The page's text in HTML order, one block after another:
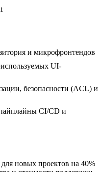
и микрофронтендов
UI-
безопасности (ACL) и
CI/CD и
новых проектов на 40%